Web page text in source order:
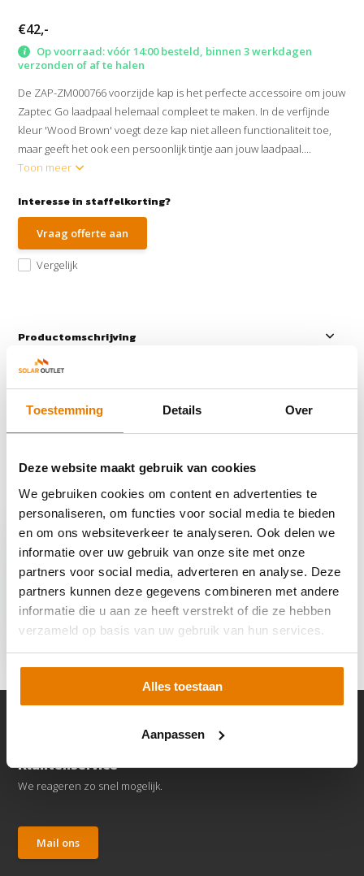
Toestemming Details Over
Deze website maakt gebruik van cookies
We gebruiken cookies om content en advertenties te
personaliseren, om functies voor social media te bieden
en om ons websiteverkeer te analyseren. Ook delen we
informatie over uw gebruik van onze site met onze
partners voor social media, adverteren en analyse. Deze
partners kunnen deze gegevens combineren met andere
informatie die u aan ze heeft verstrekt of die ze hebben
verzameld op basis van uw gebruik van hun services.
Alles toestaan
Aanpassen
€42,-
Op voorraad: vóór 14:00 besteld, binnen 3 werkdagen
verzonden of af te halen
De ZAP-ZM000766 voorzijde kap is het perfecte accessoire om jouw
Zaptec Go laadpaal helemaal compleet te maken. In de verfijnde
kleur 'Wood Brown' voegt deze kap niet alleen functionaliteit toe,
maar geeft het ook een persoonlijk tintje aan jouw laadpaal....
Toon meer
Interesse in staffelkorting?
Vraag offerte aan
Vergelijk
Productomschrijving
Reviews
Delen
Recent bekeken
Zaptec Go Kap Wood
Brown
Klantenservice
We reageren zo snel mogelijk.
Mail ons